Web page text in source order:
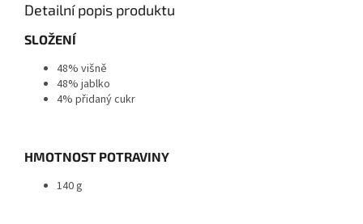
Detailní popis produktu
SLOŽENÍ
48% višně
48% jablko
4% přidaný cukr
HMOTNOST POTRAVINY
140 g